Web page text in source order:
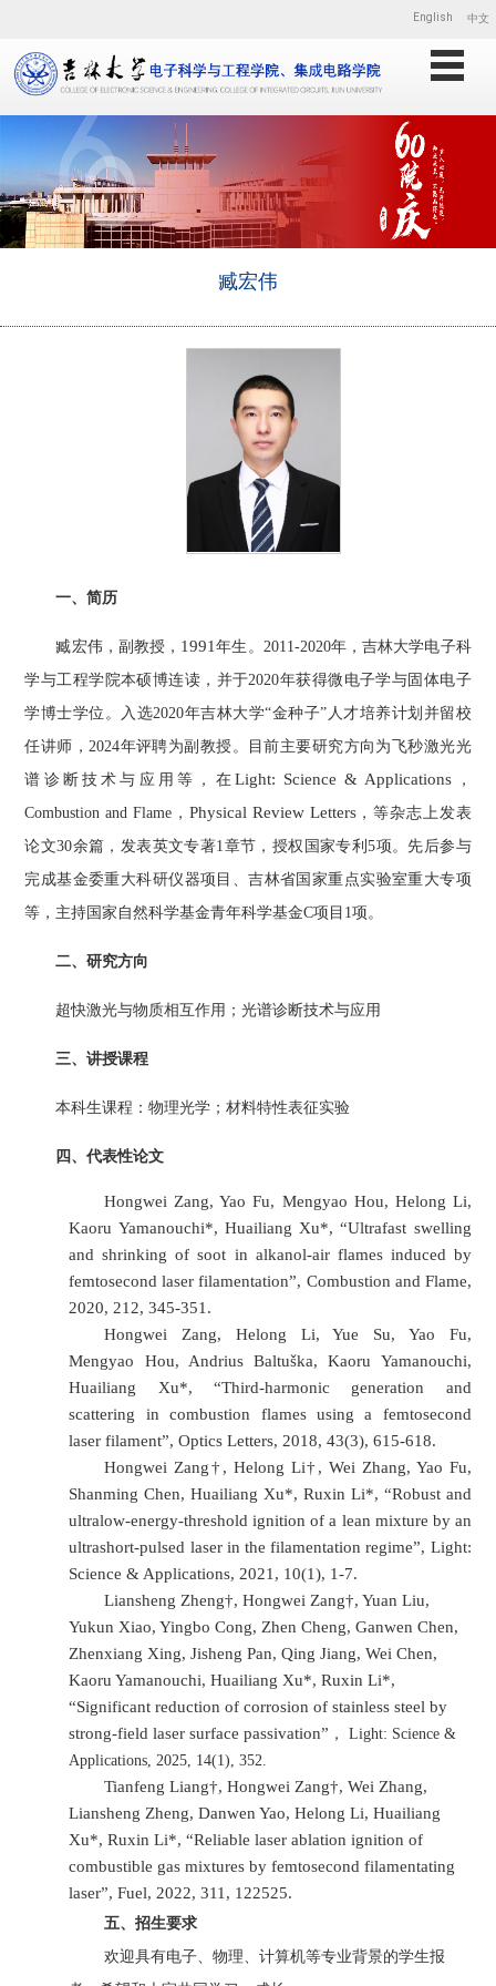
English 中文
臧宏伟
一、简历
臧宏伟，副教授， 1991年生。 2011-2020年，吉林大学电子科
学与工程学院本硕博连读，并于2020年获得微电子学与固体电子
学博士学位。入选2020年吉林大学“金种子” 人才培养计划并留校
任讲师， 2024年评聘为副教授。目前主要研究方向为飞秒激光光
谱诊断技术与应用等 ， 在 Light: Science & Applications ，
Combustion and Flame ， Physical Review Letters，等杂志上发表
论文30余篇，发表英文专著1 章节，授权国家专利5项。先后参与
完成基金委重大科研仪器项目、吉林省国家重点实验室重大专项
等，主持国家自然科学基金青年科学基金C项目 1项。
二、研究方向
超快激光与物质相互作用；光谱诊断技术与应用
三、讲授课程
本科生课程：物理光学；材料特性表征实验
四、代表性论文
Hongwei Zang, Yao Fu, Mengyao Hou, Helong Li,
Kaoru Yamanouchi*, Huailiang Xu*, “Ultrafast swelling
and shrinking of soot in alkanol-air flames induced by
femtosecond laser filamentation”, Combustion and Flame,
2020, 212, 345-351.
Hongwei Zang, Helong Li, Yue Su, Yao Fu,
Mengyao Hou, Andrius Baltuška, Kaoru Yamanouchi,
Huailiang Xu*, “Third-harmonic generation and
scattering in combustion flames using a femtosecond
laser filament”, Optics Letters, 2018, 43(3), 615-618.
Hongwei Zang†, Helong Li†, Wei Zhang, Yao Fu,
Shanming Chen, Huailiang Xu*, Ruxin Li*, “Robust and
ultralow-energy-threshold ignition of a lean mixture by an
ultrashort-pulsed laser in the filamentation regime”, Light:
Science & Applications, 2021, 10(1), 1-7.
Liansheng Zheng†, Hongwei Zang†, Yuan Liu,
Yukun Xiao, Yingbo Cong, Zhen Cheng, Ganwen Chen,
Zhenxiang Xing, Jisheng Pan, Qing Jiang, Wei Chen,
Kaoru Yamanouchi, Huailiang Xu*, Ruxin Li*,
“Significant reduction of corrosion of stainless steel by
strong-field laser surface passivation” ，Light: Science &
Applications, 2025, 14(1), 352.
Tianfeng Liang†, Hongwei Zang†, Wei Zhang,
Liansheng Zheng, Danwen Yao, Helong Li, Huailiang
Xu*, Ruxin Li*, “Reliable laser ablation ignition of
combustible gas mixtures by femtosecond filamentating
laser”, Fuel, 2022, 311, 122525.
五、招生要求
欢迎具有电子、物理、计算机等专业背景的学生报